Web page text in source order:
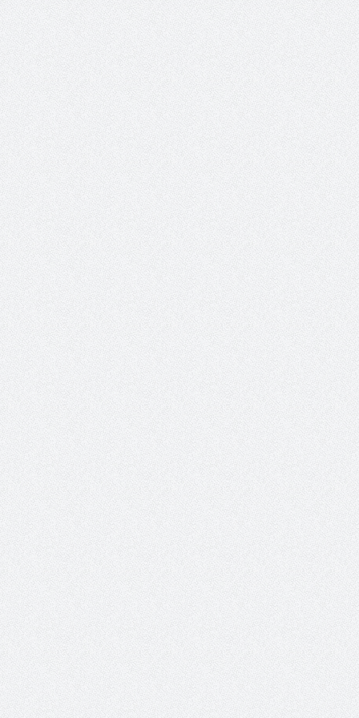
الميليشيا ترتكب جرائم إنسانية
بشكل يومي محمد عسكر لـ« البيان
»: «عاصفة الحزم» بوابة الردع
العربي لأطماع إيران
أ. د فهد المغلوث